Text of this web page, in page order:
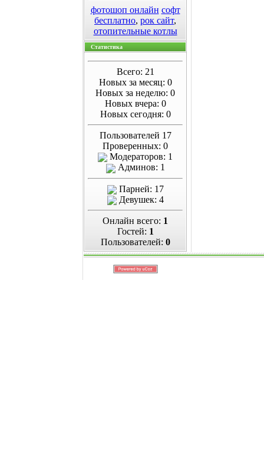
фотошоп онлайн софт
бесплатно, рок сайт,
отопительные котлы
Статистика
Всего: 21
Новых за месяц: 0
Новых за неделю: 0
Новых вчера: 0
Новых сегодня: 0
Пользователей 17
Проверенных: 0
Модераторов: 1
Админов: 1
Парней: 17
Девушек: 4
Онлайн всего: 1
Гостей: 1
Пользователей: 0